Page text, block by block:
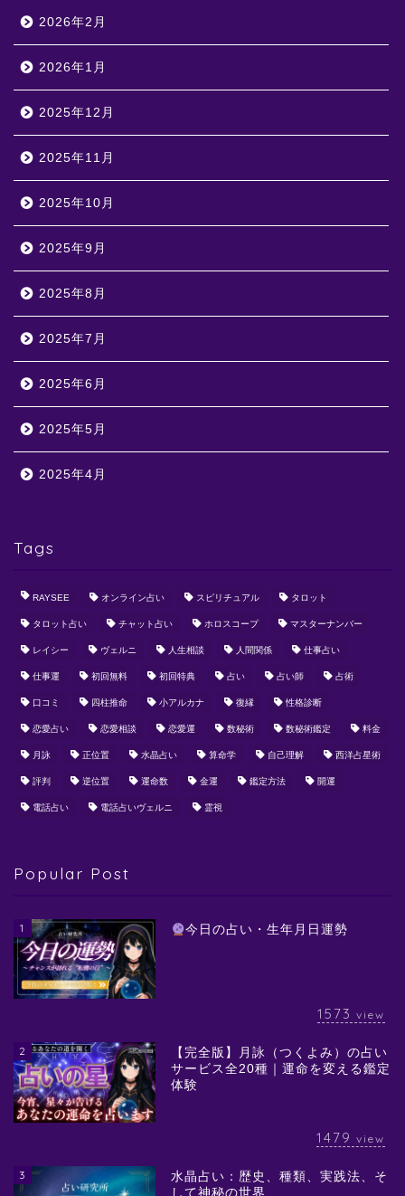
2026年2月
2026年1月
2025年12月
2025年11月
2025年10月
2025年9月
2025年8月
2025年7月
2025年6月
2025年5月
2025年4月
Tags
RAYSEE オンライン占い スピリチュアル タロット
タロット占い チャット占い ホロスコープ マスターナンバー
レイシー ヴェルニ 人生相談 人間関係 仕事占い
仕事運 初回無料 初回特典 占い 占い師 占術
口コミ 四柱推命 小アルカナ 復縁 性格診断
恋愛占い 恋愛相談 恋愛運 数秘術 数秘術鑑定 料金
月詠 正位置 水晶占い 算命学 自己理解 西洋占星術
評判 逆位置 運命数 金運 鑑定方法 開運
電話占い 電話占いヴェルニ 霊視
Popular Post
1 今日の占い・生年月日運勢
1573 view
2
【完全版】月詠（つくよみ）の占い
サービス全20種｜運命を変える鑑定
体験
1479 view
3
水晶占い：歴史、種類、実践法、そ
して神秘の世界